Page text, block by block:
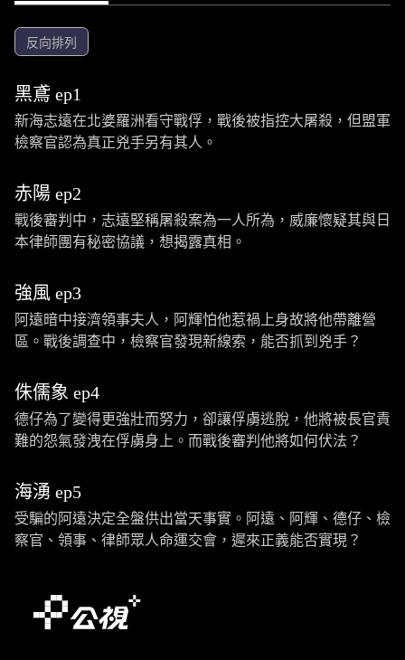
反向排列
黑鳶 ep1
新海志遠在北婆羅洲看守戰俘，戰後被指控大屠殺，但盟軍
檢察官認為真正兇手另有其人。
赤陽 ep2
戰後審判中，志遠堅稱屠殺案為一人所為，威廉懷疑其與日
本律師團有秘密協議，想揭露真相。
強風 ep3
阿遠暗中接濟領事夫人，阿輝怕他惹禍上身故將他帶離營
區。戰後調查中，檢察官發現新線索，能否抓到兇手？
侏儒象 ep4
德仔為了變得更強壯而努力，卻讓俘虜逃脫，他將被長官責
難的怨氣發洩在俘虜身上。而戰後審判他將如何伏法？
海湧 ep5
受騙的阿遠決定全盤供出當天事實。阿遠、阿輝、德仔、檢
察官、領事、律師眾人命運交會，遲來正義能否實現？